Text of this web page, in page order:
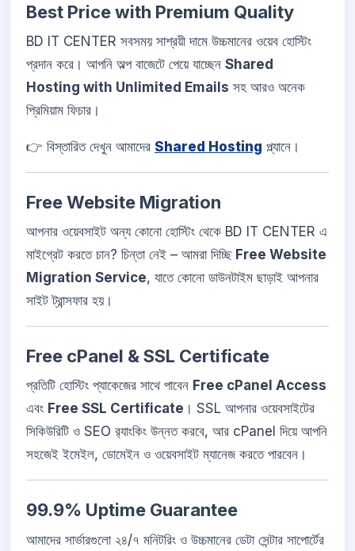
Best Price with Premium Quality
BD IT CENTER সবসময় সাশ্রয়ী দামে উচ্চমানের ওয়েব হোস্টিং
প্রদান করে। আপনি অল্প বাজেটে পেয়ে যাচ্ছেন Shared
Hosting with Unlimited Emails সহ আরও অনেক
প্রিমিয়াম ফিচার।
👉 বিস্তারিত দেখুন আমাদের Shared Hosting প্ল্যানে।
Free Website Migration
আপনার ওয়েবসাইট অন্য কোনো হোস্টিং থেকে BD IT CENTER এ
মাইগ্রেট করতে চান? চিন্তা নেই – আমরা দিচ্ছি Free Website
Migration Service, যাতে কোনো ডাউনটাইম ছাড়াই আপনার
সাইট ট্রান্সফার হয়।
Free cPanel & SSL Certificate
প্রতিটি হোস্টিং প্যাকেজের সাথে পাবেন Free cPanel Access
এবং Free SSL Certificate । SSL আপনার ওয়েবসাইটের
সিকিউরিটি ও SEO র‍্যাংকিং উন্নত করবে, আর cPanel দিয়ে আপনি
সহজেই ইমেইল, ডোমেইন ও ওয়েবসাইট ম্যানেজ করতে পারবেন।
99.9% Uptime Guarantee
আমাদের সার্ভারগুলো ২৪/৭ মনিটরিং ও উচ্চমানের ডেটা সেন্টার সাপোর্টের